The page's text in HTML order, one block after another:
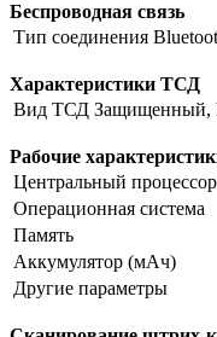
Беспроводная связь
Тип соединения
Характеристики ТСД
Вид ТСД Защищенный,
Рабочие
Центральный процессор
Операционная система
Память
Аккумулятор (мАч)
Другие параметры